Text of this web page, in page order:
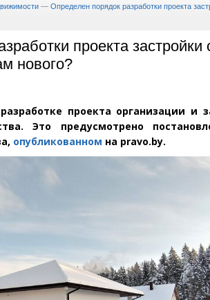
— Определен порядок разработки проекта
проекта застройки
нового?
проекта организации и
Это предусмотрено
опубликованном на pravo.by.